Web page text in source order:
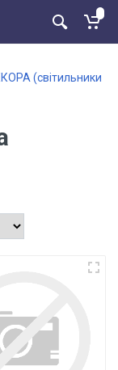
(світильники